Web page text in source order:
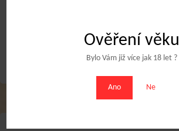
Ověření věku
Bylo Vám již více jak 18 let ?
Ano Ne